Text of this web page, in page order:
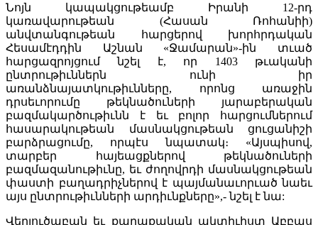
Նոյն կապակցութեամբ Իրանի 12-րդ
կառավարութեան (Հասան Ռոհանիի)
անվտանգութեան հարցերով խորհրդական
Հեսամէդդին Աշնան «Ջամարան»-ին տւած
հարցազրոյցում նշել է, որ 1403 թւականի
ընտրութիւններն ունի իր
առանձնայատկութիւնները, որոնց առաջին
դրսեւորումը թեկնածուների յարաբերական
բազմակարծութիւնն է եւ բոլոր հարցումներում
հասարակութեան մասնակցութեան ցուցանիշի
բարձրացումը, որպէս նպատակ։ «Այսպիսով,
տարբեր հայեացքներով թեկնածուների
բազմազանութիւնը, եւ ժողովրդի մասնակցութեան
փաստի բաղադրիչներով է պայմանաւորւած նաեւ
այս ընտրութիւնների արդիւնքները»,- նշել է նա:
Վերլուծաբան եւ քաղաքական ակտիւիստ Աբբաս